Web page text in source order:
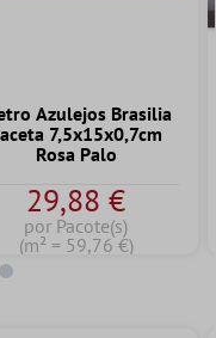
5 estrelas
Azulejos Brasilia
7,5x15x0,7cm
Rosa Palo
29,88 €
por Pacote(s)
(m² = 59,76 €)